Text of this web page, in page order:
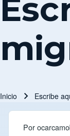
Ruta
Inicio Escribe
Por